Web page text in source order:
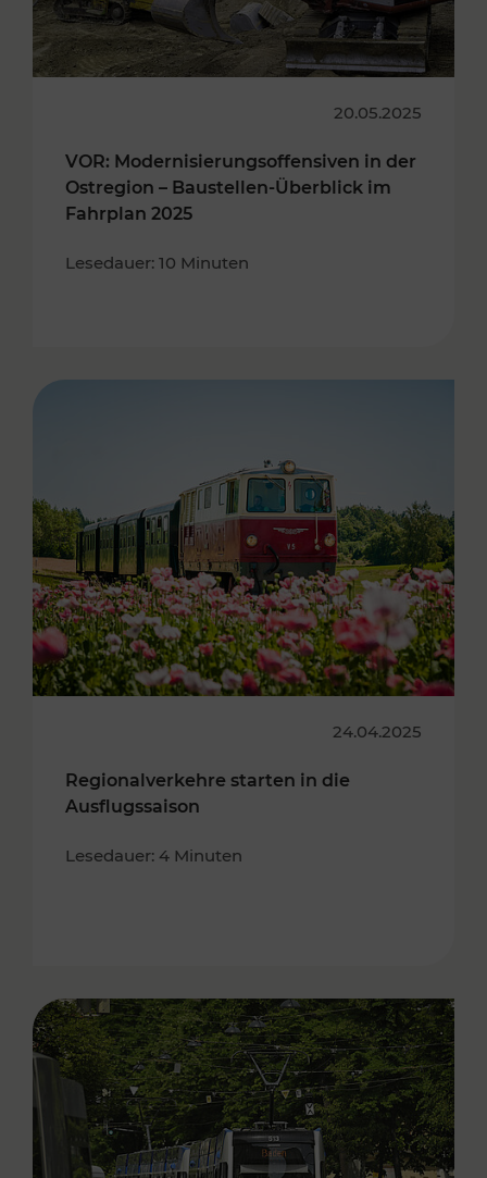
20.05.2025
VOR: Modernisierungsoffensiven in der
Ostregion – Baustellen-Überblick im
Fahrplan 2025
Lesedauer: 10 Minuten
24.04.2025
Regionalverkehre starten in die
Ausflugssaison
Lesedauer: 4 Minuten